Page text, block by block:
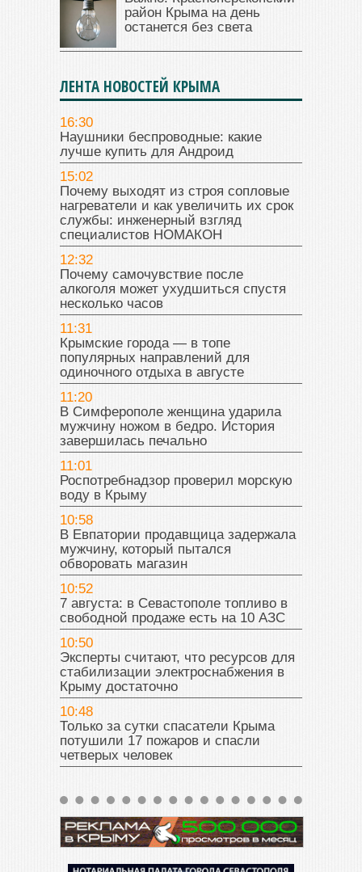
район Крыма на день
останется без света
ЛЕНТА НОВОСТЕЙ КРЫМА
16:30
Наушники беспроводные: какие
лучше купить для Андроид
15:02
Почему выходят из строя сопловые
нагреватели и как увеличить их срок
службы: инженерный взгляд
специалистов НОМАКОН
12:32
Почему самочувствие после
алкоголя может ухудшиться спустя
несколько часов
11:31
Крымские города — в топе
популярных направлений для
одиночного отдыха в августе
11:20
В Симферополе женщина ударила
мужчину ножом в бедро. История
завершилась печально
11:01
Роспотребнадзор проверил морскую
воду в Крыму
10:58
В Евпатории продавщица задержала
мужчину, который пытался
обворовать магазин
10:52
7 августа: в Севастополе топливо в
свободной продаже есть на 10 АЗС
10:50
Эксперты считают, что ресурсов для
стабилизации электроснабжения в
Крыму достаточно
10:48
Только за сутки спасатели Крыма
потушили 17 пожаров и спасли
четверых человек